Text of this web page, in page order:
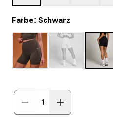
Farbe: Schwarz